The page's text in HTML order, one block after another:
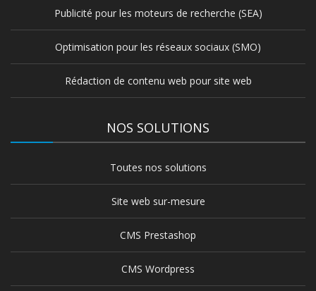
Publicité pour les moteurs de recherche (SEA)
Optimisation pour les réseaux sociaux (SMO)
Rédaction de contenu web pour site web
NOS SOLUTIONS
Toutes nos solutions
Site web sur-mesure
CMS Prestashop
CMS Wordpress